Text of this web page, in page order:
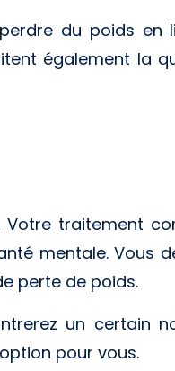
du poids en
également la
traitement
mentale. Vous
perte de poids.
un certain
pour vous.